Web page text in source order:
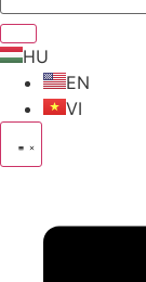
HU
EN
VI